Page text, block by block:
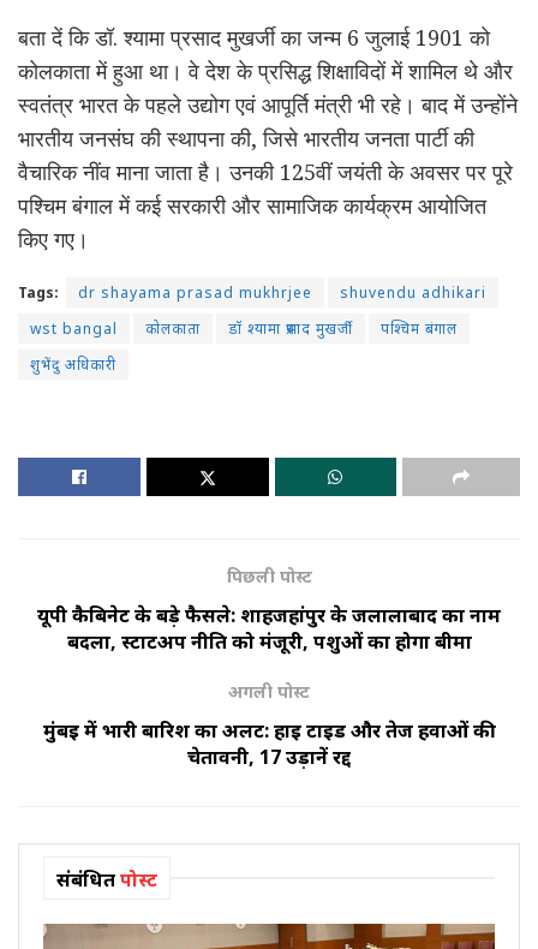
बता दें कि डॉ. श्यामा प्रसाद मुखर्जी का जन्म 6 जुलाई 1901 को
कोलकाता में हुआ था। वे देश के प्रसिद्ध शिक्षाविदों में शामिल थे और
स्वतंत्र भारत के पहले उद्योग एवं आपूर्ति मंत्री भी रहे। बाद में उन्होंने
भारतीय जनसंघ की स्थापना की, जिसे भारतीय जनता पार्टी की
वैचारिक नींव माना जाता है। उनकी 125वीं जयंती के अवसर पर पूरे
पश्चिम बंगाल में कई सरकारी और सामाजिक कार्यक्रम आयोजित
किए गए।
Tags: dr shayama prasad mukhrjee
shuvendu adhikari
wst bangal
कोलकाता डॉ श्यामा प्रसाद मुखर्जी
पश्चिम बंगाल
शुभेंदु अधिकारी
पिछली पोस्ट
यूपी कैबिनेट के बड़े फैसले: शाहजहांपुर के जलालाबाद का नाम
बदला, स्टार्टअप नीति को मंजूरी, पशुओं का होगा बीमा
अगली पोस्ट
मुंबई में भारी बारिश का अलर्ट: हाई टाइड और तेज हवाओं की
चेतावनी, 17 उड़ानें रद्द
संबंधितपोस्ट